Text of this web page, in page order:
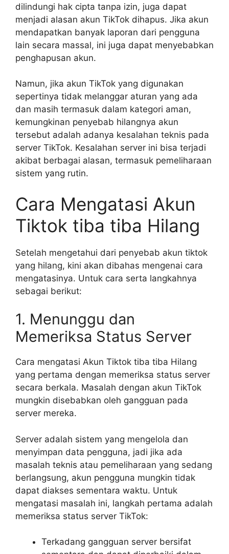
dilindungi hak cipta tanpa izin, juga dapat
menjadi alasan akun TikTok dihapus. Jika akun
mendapatkan banyak laporan dari pengguna
lain secara massal, ini juga dapat menyebabkan
penghapusan akun.
Namun, jika akun TikTok yang digunakan
sepertinya tidak melanggar aturan yang ada
dan masih termasuk dalam kategori aman,
kemungkinan penyebab hilangnya akun
tersebut adalah adanya kesalahan teknis pada
server TikTok. Kesalahan server ini bisa terjadi
akibat berbagai alasan, termasuk pemeliharaan
sistem yang rutin.
Cara Mengatasi Akun
Tiktok tiba tiba Hilang
Setelah mengetahui dari penyebab akun tiktok
yang hilang, kini akan dibahas mengenai cara
mengatasinya. Untuk cara serta langkahnya
sebagai berikut:
1. Menunggu dan
Memeriksa Status Server
Cara mengatasi Akun Tiktok tiba tiba Hilang
yang pertama dengan memeriksa status server
secara berkala. Masalah dengan akun TikTok
mungkin disebabkan oleh gangguan pada
server mereka.
Server adalah sistem yang mengelola dan
menyimpan data pengguna, jadi jika ada
masalah teknis atau pemeliharaan yang sedang
berlangsung, akun pengguna mungkin tidak
dapat diakses sementara waktu. Untuk
mengatasi masalah ini, langkah pertama adalah
memeriksa status server TikTok:
Terkadang gangguan server bersifat